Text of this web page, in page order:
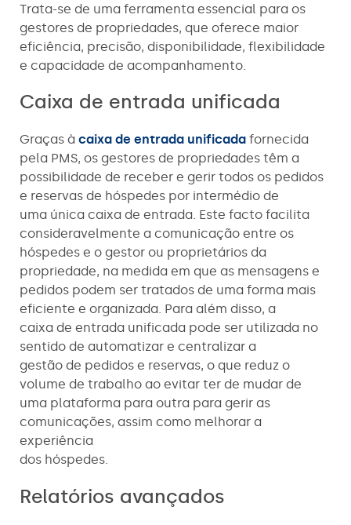
Trata-se de uma ferramenta essencial para os
gestores de propriedades, que oferece maior
eficiência, precisão, disponibilidade, flexibilidade
e capacidade de acompanhamento.
Caixa de entrada unificada
Graças à caixa de entrada unificada fornecida
pela PMS, os gestores de propriedades têm a
possibilidade de receber e gerir todos os pedidos
e reservas de hóspedes por intermédio de
uma única caixa de entrada. Este facto facilita
consideravelmente a comunicação entre os
hóspedes e o gestor ou proprietários da
propriedade, na medida em que as mensagens e
pedidos podem ser tratados de uma forma mais
eficiente e organizada. Para além disso, a
caixa de entrada unificada pode ser utilizada no
sentido de automatizar e centralizar a
gestão de pedidos e reservas, o que reduz o
volume de trabalho ao evitar ter de mudar de
uma plataforma para outra para gerir as
comunicações, assim como melhorar a
experiência
dos hóspedes.
Relatórios avançados